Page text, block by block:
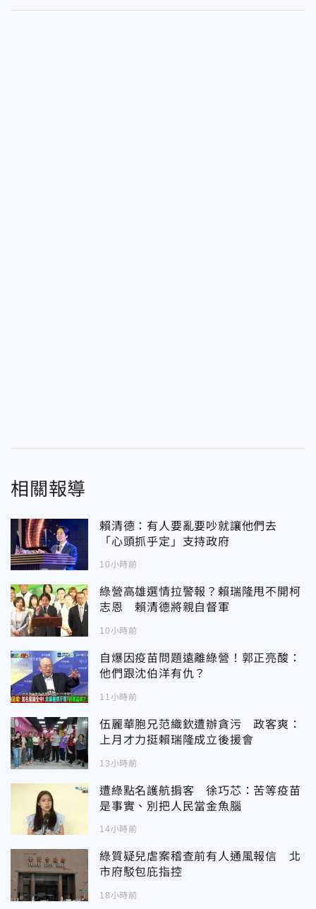
相關報導
賴清德：有人要亂要吵就讓他們去
「心頭抓乎定」支持政府
10小時前
綠營高雄選情拉警報？賴瑞隆甩不開柯
志恩 賴清德將親自督軍
10小時前
自爆因疫苗問題遠離綠營！郭正亮酸：
他們跟沈伯洋有仇？
11小時前
伍麗華胞兄范織欽遭辦貪污 政客爽：
上月才力挺賴瑞隆成立後援會
13小時前
遭綠點名護航掮客 徐巧芯：苦等疫苗
是事實、別把人民當金魚腦
14小時前
綠質疑兒虐案稽查前有人通風報信 北
市府駁包庇指控
18小時前